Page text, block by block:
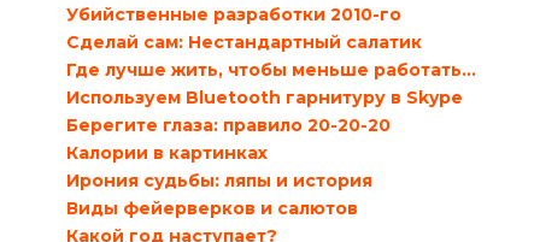
Убийственные разработки 2010-го
Сделай сам: Нестандартный салатик
Где лучше жить, чтобы меньше работать…
Используем Bluetooth гарнитуру в Skype
Берегите глаза: правило 20-20-20
Калории в картинках
Ирония судьбы: ляпы и история
Виды фейерверков и салютов
Какой год наступает?